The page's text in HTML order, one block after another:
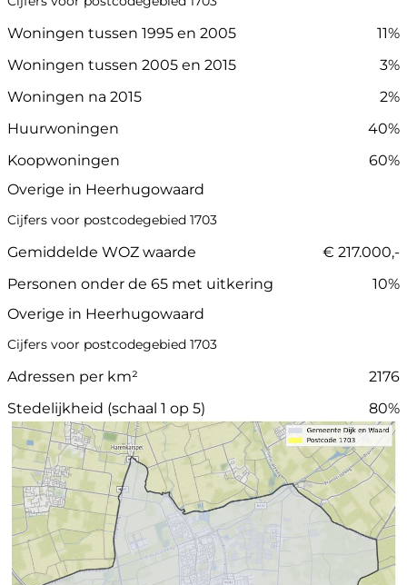
Woningen tussen 1995 en 2005
11%
Woningen tussen 2005 en 2015
3%
Woningen na 2015
2%
Huurwoningen
40%
Koopwoningen
60%
Overige in Heerhugowaard
Cijfers voor postcodegebied 1703
Gemiddelde WOZ waarde
€ 217.000,-
Personen onder de 65 met uitkering
10%
Overige in Heerhugowaard
Cijfers voor postcodegebied 1703
Adressen per km²
2176
Stedelijkheid (schaal 1 op 5)
80%